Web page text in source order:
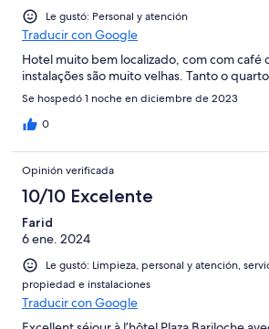
Le gustó: Personal y atención
Traducir con Google
Hotel muito bem localizado, com com café
instalações são muito velhas. Tanto o
Se hospedó 1 noche en diciembre de 2023
0
Opinión verificada
10/10 Excelente
Farid
6 ene. 2024
Le gustó: Limpieza, personal y atención,
propiedad e instalaciones
Traducir con Google